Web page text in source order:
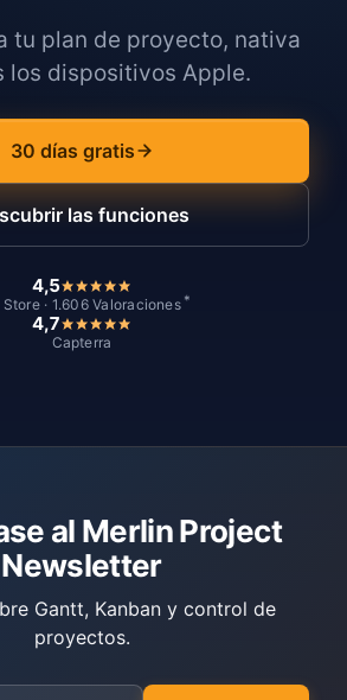
tu plan de proyecto, nativa
los dispositivos Apple.
30 días gratis
las funciones
4,5
· 1.606 Valoraciones *
4,7
Capterra
al Merlin Project
Newsletter
Gantt, Kanban y control de
proyectos.